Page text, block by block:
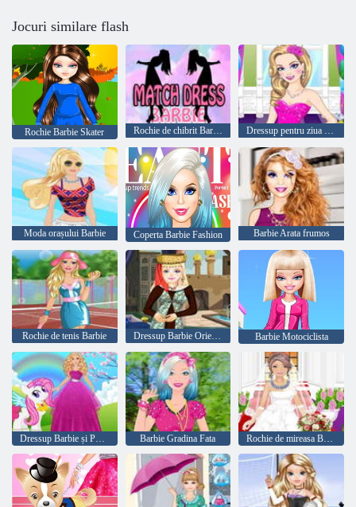
Jocuri similare flash
Rochie Barbie Skater Rochie de chibrit Barbie Dressup pentru ziua de nastere Barbie
Moda orașului Barbie Coperta Barbie Fashion Barbie Arata frumos
Rochie de tenis Barbie Dressup Barbie Orientală Barbie Motociclista
Dressup Barbie și Ponei Barbie Gradina Fata Rochie de mireasa Barbie